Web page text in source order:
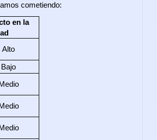
cometiendo:
en la
Alto
Bajo